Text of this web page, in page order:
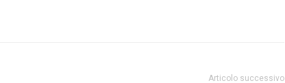
Articolo successivo